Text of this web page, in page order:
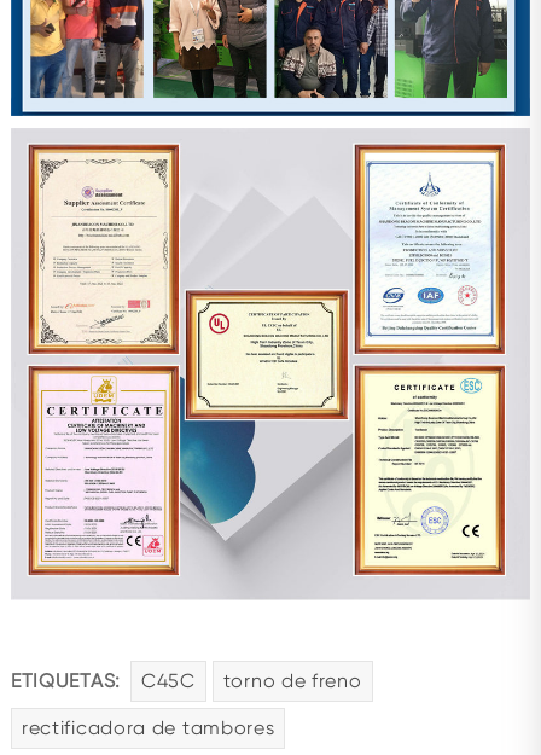
ETIQUETAS: C45C torno de freno
rectificadora de tambores